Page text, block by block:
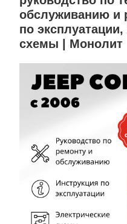
обслуживанию и
по
схемы | Монолит